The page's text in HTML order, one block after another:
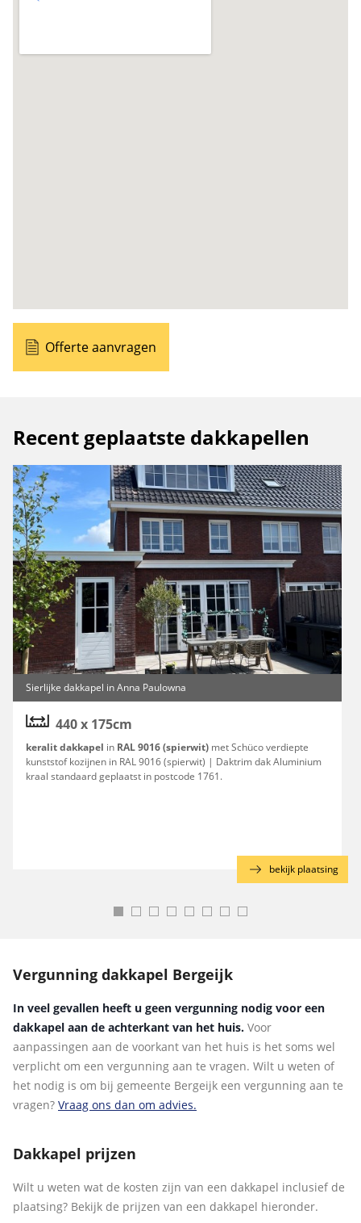
Offerte aanvragen
Recent geplaatste dakkapellen
Sierlijke dakkapel in Anna Paulowna
440 x 175cm
keralit dakkapel in RAL 9016 (spierwit) met Schüco verdiepte
kunststof kozijnen in RAL 9016 (spierwit) | Daktrim dak Aluminium
kraal standaard geplaatst in postcode 1761.
bekijk plaatsing
Vergunning dakkapel Bergeijk
In veel gevallen heeft u geen vergunning nodig voor een
dakkapel aan de achterkant van het huis. Voor
aanpassingen aan de voorkant van het huis is het soms wel
verplicht om een vergunning aan te vragen. Wilt u weten of
het nodig is om bij gemeente Bergeijk een vergunning aan te
vragen? Vraag ons dan om advies.
Dakkapel prijzen
Wilt u weten wat de kosten zijn van een dakkapel inclusief de
plaatsing? Bekijk de prijzen van een dakkapel hieronder.